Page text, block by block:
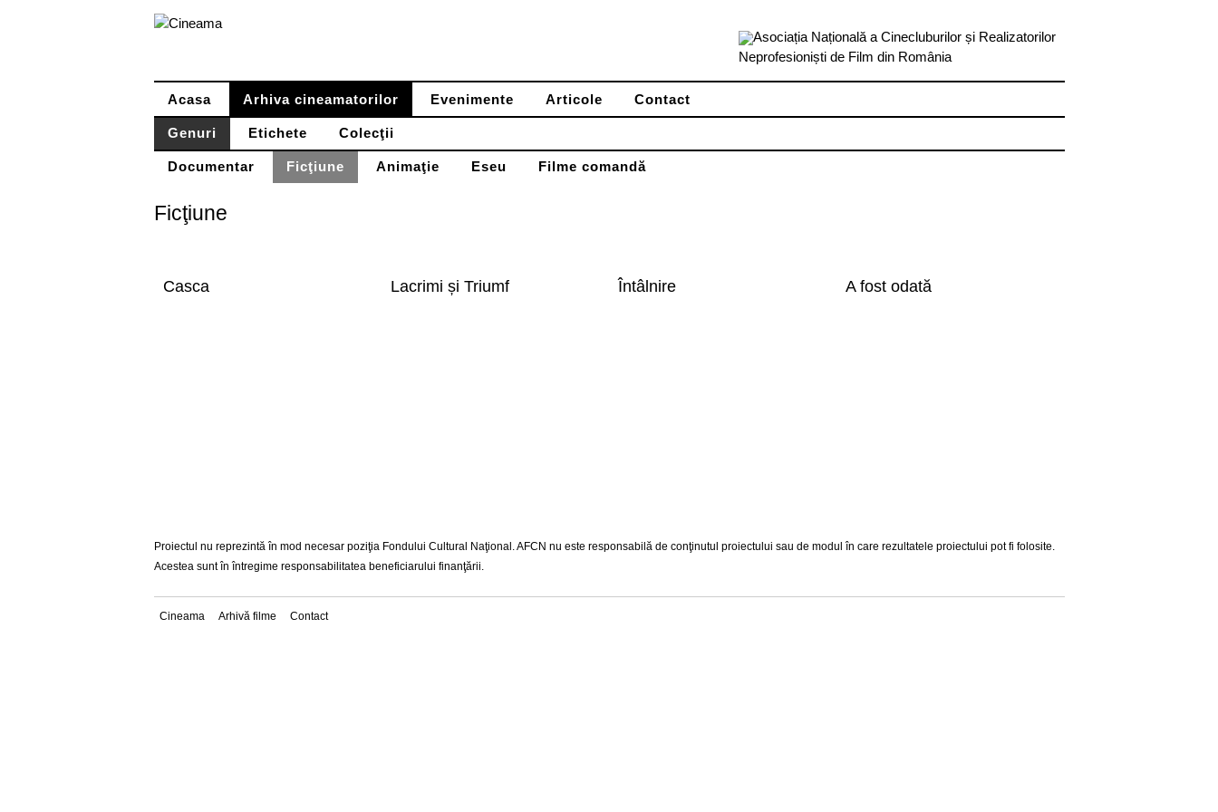
Skip
Asociația Națională a Cinecluburilor și Realizatorilor
Neprofesioniști de Film din România
Acasa Arhiva cineamatorilor
Genuri
Documentar Ficţiune Animaţie Eseu Filme comandă
Etichete Colecţii
Evenimente Articole Contact
Ficţiune
Casca Lacrimi și Triumf Întâlnire A fost odată
Proiectul nu reprezintă în mod necesar poziţia Fondului Cultural Naţional. AFCN nu este responsabilă de conţinutul proiectului sau de modul în care rezultatele proiectului pot fi folosite.
Acestea sunt în întregime responsabilitatea beneficiarului finanţării.
Cineama Arhivă filme Contact